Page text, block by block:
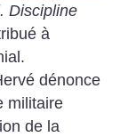
Discipline
à
dénonce
militaire
de la